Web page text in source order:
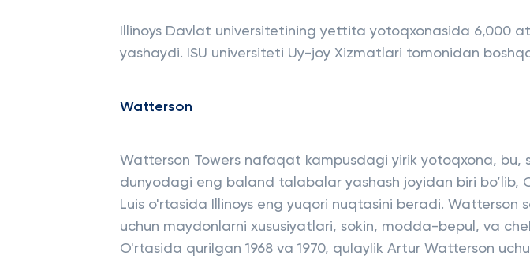
Illinoys Davlat universitetining yettita yotoqxonasida 6,000
yashaydi. ISU universiteti Uy-joy Xizmatlari tomonidan
Watterson
Watterson Towers nafaqat kampusdagi yirik yotoqxona, bu,
dunyodagi eng baland talabalar yashash joyidan biri bo’lib,
Luis o'rtasida Illinoys eng yuqori nuqtasini beradi. Watterson
uchun maydonlarni xususiyatlari, sokin, modda-bepul, va
O'rtasida qurilgan 1968 va 1970, qulaylik Artur Watterson